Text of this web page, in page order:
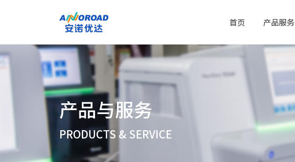
首页 产品服务
产品与服务
PRODUCTS & SERVICE